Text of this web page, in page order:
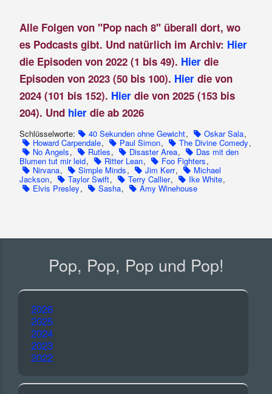
Alle Folgen von "Pop nach 8" überall dort, wo
es Podcasts gibt. Und natürlich im Archiv: Hier
die Episoden von 2022 (1 bis 49). Hierdie
Episoden von 2023 (50 bis 100). Hier die von
2024 (101 bis 152). Hier die von 2025 (153 bis
204). Und hier die ab 2026
Schlüsselworte: 40 Sekunden ohne Gewicht, Oskar Sala,
Howard Carpendale, Paul Simon, The Divine Comedy,
No Angels, Rutles, Disaster Area, Das mit den
Blumen tut mir leid, Ritter Lean, Foo Fighters,
Nirvana, Simple Minds, Jim Kerr, Michael
Jackson, Taylor Swift, Terry Callier, Ike White,
Elvis Presley, Sasha, Amy Winehouse
Pop, Pop, Pop und Pop!
2026
2025
2024
2023
2022